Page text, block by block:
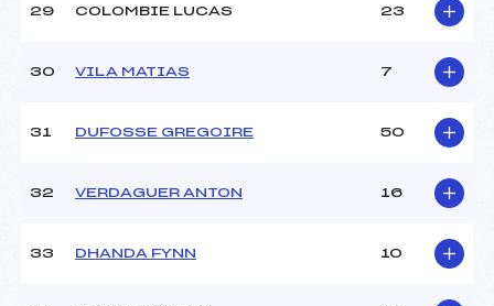
29 COLOMBIE LUCAS 23
30 VILA MATIAS 7
31 DUFOSSE GREGOIRE 50
32 VERDAGUER ANTON 16
33 DHANDA FYNN 10